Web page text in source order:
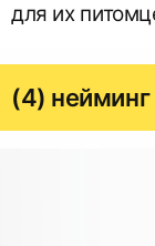
для их
(4) нейминг